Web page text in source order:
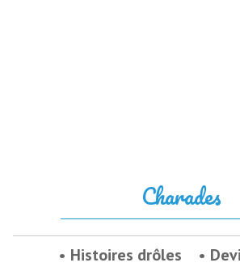
Charades
Histoires drôles